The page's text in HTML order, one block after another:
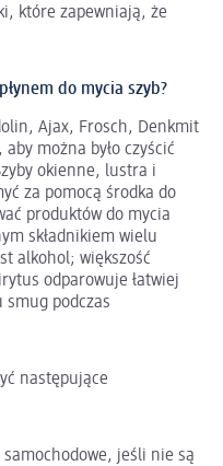
które zapewniają, że
do mycia szyb?
Ajax, Frosch, Denkmit
można było czyścić
okienne, lustra i
za pomocą środka do
produktów do mycia
składnikiem wielu
alkohol; większość
odparowuje łatwiej
smug podczas
następujące
jeśli nie są